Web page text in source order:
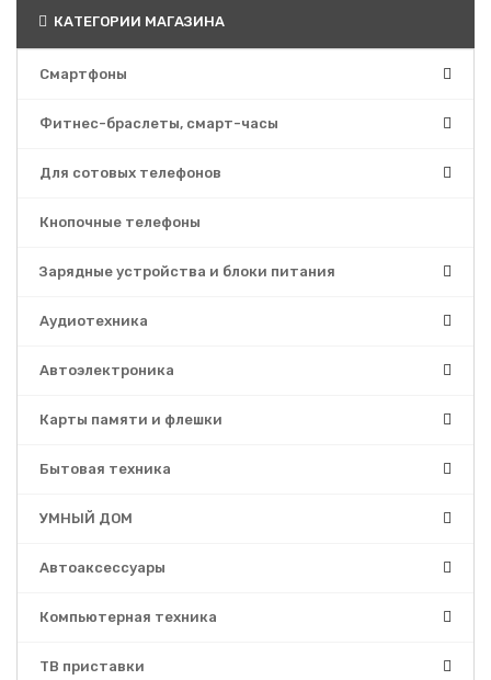
КАТЕГОРИИ МАГАЗИНА
Смартфоны
Фитнес-браслеты, смарт-часы
Для сотовых телефонов
Кнопочные телефоны
Зарядные устройства и блоки питания
Аудиотехника
Автоэлектроника
Карты памяти и флешки
Бытовая техника
УМНЫЙ ДОМ
Автоаксессуары
Компьютерная техника
ТВ приставки